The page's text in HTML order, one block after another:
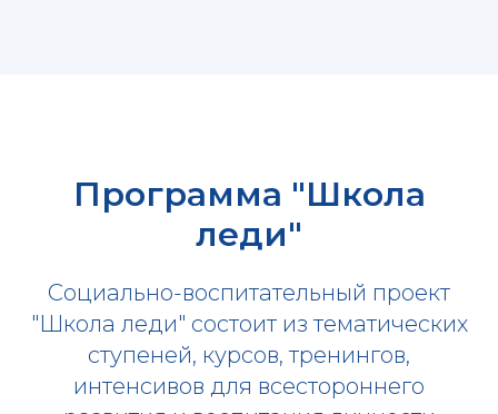
Программа "Школа
леди"
Социально-воспитательный проект
"Школа леди" состоит из тематических
ступеней, курсов, тренингов,
интенсивов для всестороннего